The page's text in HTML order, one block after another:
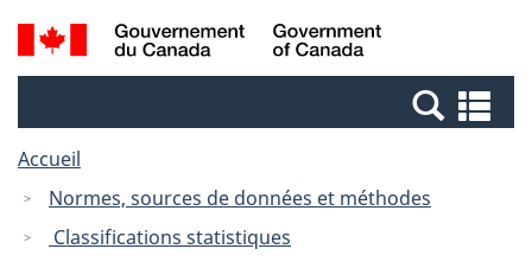
Passer
au
Passer
à
Canada
Recherche
et
et
Accueil
Normes, sources de données et méthodes
Classifications statistiques